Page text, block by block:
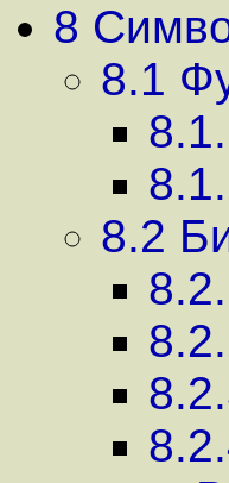
8
8.1
8.2